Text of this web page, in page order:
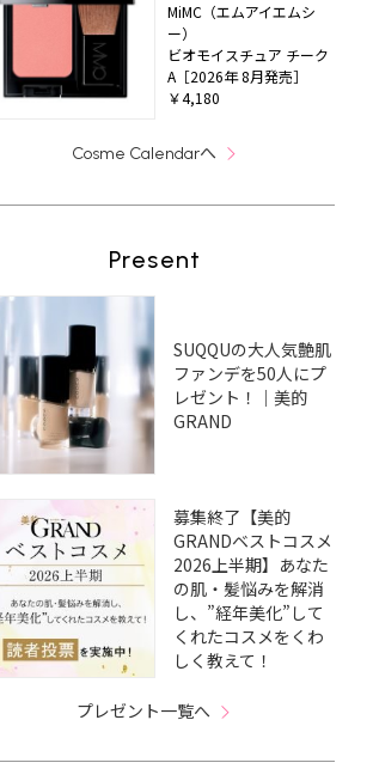
MiMC（エムアイエムシ
ー）
ビオモイスチュア チーク
A［2026年 8月発売］
￥4,180
Cosme Calendarへ
Present
SUQQUの大人気艶肌
ファンデを50人にプ
レゼント！｜美的
GRAND
募集終了【美的
GRANDベストコスメ
2026上半期】あなた
の肌・髪悩みを解消
し、”経年美化”して
くれたコスメをくわ
しく教えて！
プレゼント一覧へ